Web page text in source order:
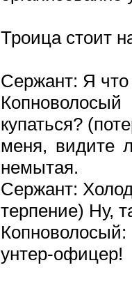
Троица стоит
Сержант: Я что
купаться?
меня, видите
немытая.
Сержант:
терпение) Ну,
унтер-офицер!